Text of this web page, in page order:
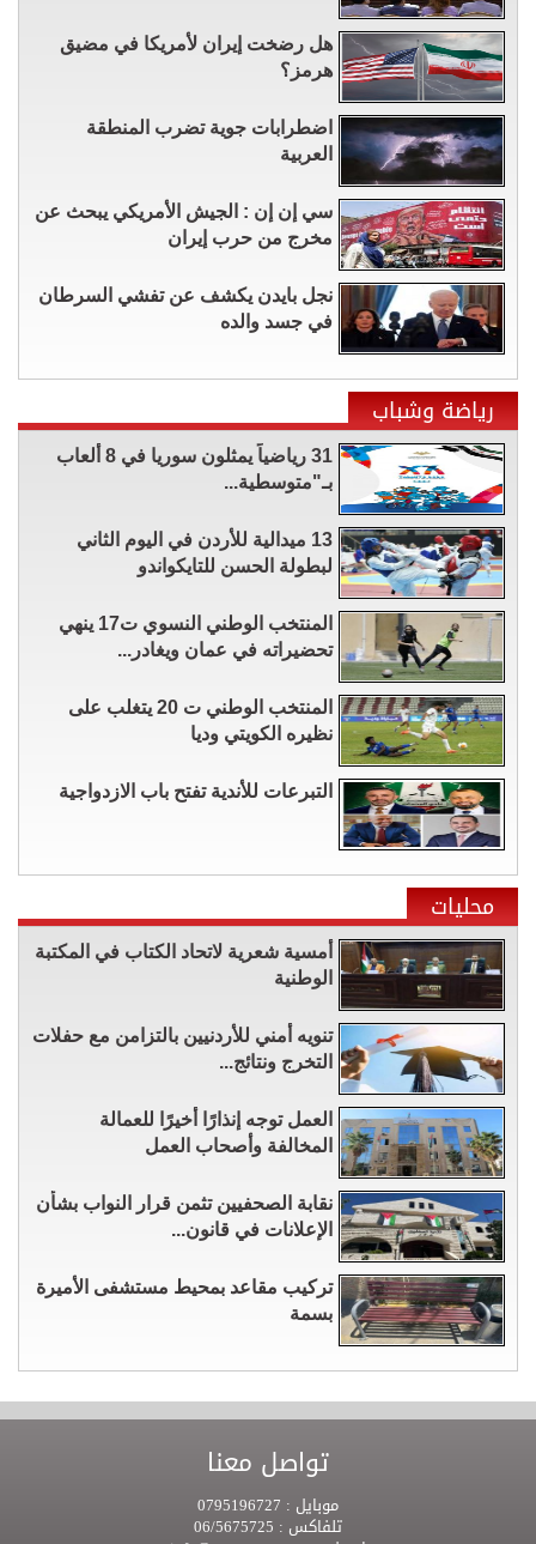
هل رضخت إيران لأمريكا في مضيق
هرمز؟
اضطرابات جوية تضرب المنطقة
العربية
سي إن إن : الجيش الأمريكي يبحث عن
مخرج من حرب إيران
نجل بايدن يكشف عن تفشي السرطان
في جسد والده
رياضة وشباب
31 رياضياً يمثلون سوريا في 8 ألعاب
بـ"متوسطية...
13 ميدالية للأردن في اليوم الثاني
لبطولة الحسن للتايكواندو
المنتخب الوطني النسوي ت17 ينهي
تحضيراته في عمان ويغادر...
المنتخب الوطني ت 20 يتغلب على
نظيره الكويتي وديا
التبرعات للأندية تفتح باب الازدواجية
محليات
أمسية شعرية لاتحاد الكتاب في المكتبة
الوطنية
تنويه أمني للأردنيين بالتزامن مع حفلات
التخرج ونتائج...
العمل توجه إنذارًا أخيرًا للعمالة
المخالفة وأصحاب العمل
نقابة الصحفيين تثمن قرار النواب بشأن
الإعلانات في قانون...
تركيب مقاعد بمحيط مستشفى الأميرة
بسمة
تواصل معنا
موبايل :
تلفاكس :